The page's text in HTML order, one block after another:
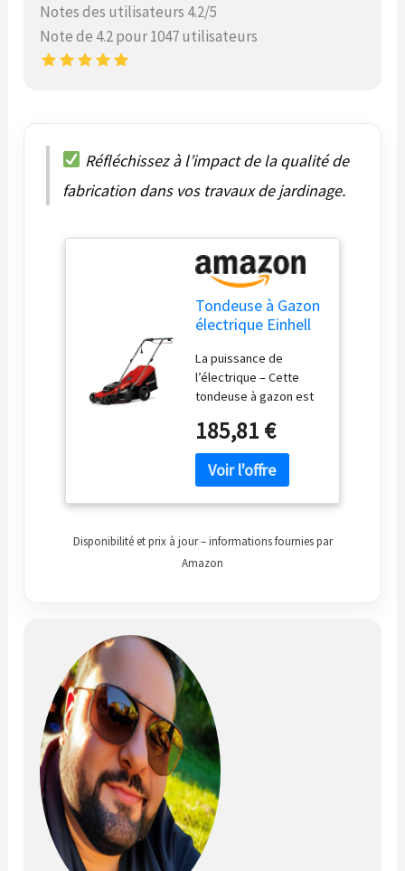
Notes des utilisateurs 4.2/5
Note de 4.2 pour 1047 utilisateurs
Réfléchissez à l’impact de la qualité de
fabrication dans vos travaux de jardinage.
Tondeuse à Gazon
électrique Einhell
La puissance de
l’électrique – Cette
tondeuse à gazon est
moteur fonctionnant à
un régime élevé et
convient idéalement à
la tonte de surfaces
jusqu’à 800 m². Tonte
système de réglage
centralisé à 6 niveaux,
– Avec une largeur de
coupe de 43 cm, les
grandes étendues de
gazon peuvent être
tondues sans difficulté.
Adaptation en toute
flexibilité – Le guidon
robuste est réglable
en hauteur au moyen
de clips de blocage
185,81 €
Disponibilité et prix à jour – informations fournies par
Amazon